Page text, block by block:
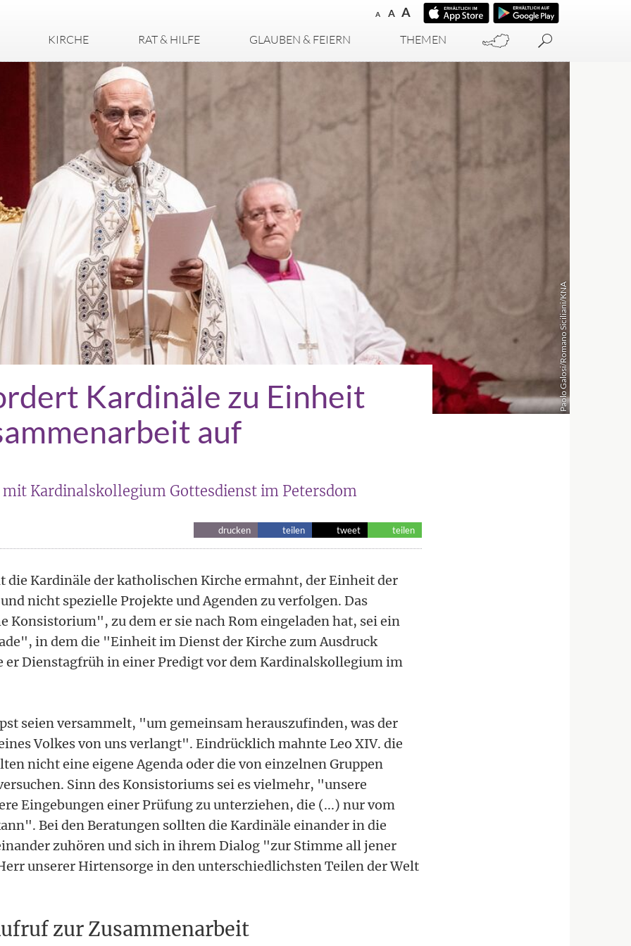
A A A
KIRCHE RAT & HILFE GLAUBEN & FEIERN THEMEN
Paolo Galosi/Romano Siciliani/KNA
Kardinäle zu Einheit
auf
mit Kardinalskollegium Gottesdienst im Petersdom
drucken teilen tweet teilen
die Kardinäle der katholischen Kirche ermahnt, der Einheit der
nicht spezielle Projekte und Agenden zu verfolgen. Das
Konsistorium", zu dem er sie nach Rom eingeladen hat, sei ein
in dem die "Einheit im Dienst der Kirche zum Ausdruck
Dienstagfrüh in einer Predigt vor dem Kardinalskollegium im
seien versammelt, "um gemeinsam herauszufinden, was der
Volkes von uns verlangt". Eindrücklich mahnte Leo XIV. die
nicht eine eigene Agenda oder die von einzelnen Gruppen
Sinn des Konsistoriums sei es vielmehr, "unsere
Eingebungen einer Prüfung zu unterziehen, die (...) nur vom
Bei den Beratungen sollten die Kardinäle einander in die
zuhören und sich in ihrem Dialog "zur Stimme all jener
unserer Hirtensorge in den unterschiedlichsten Teilen der Welt
zur Zusammenarbeit